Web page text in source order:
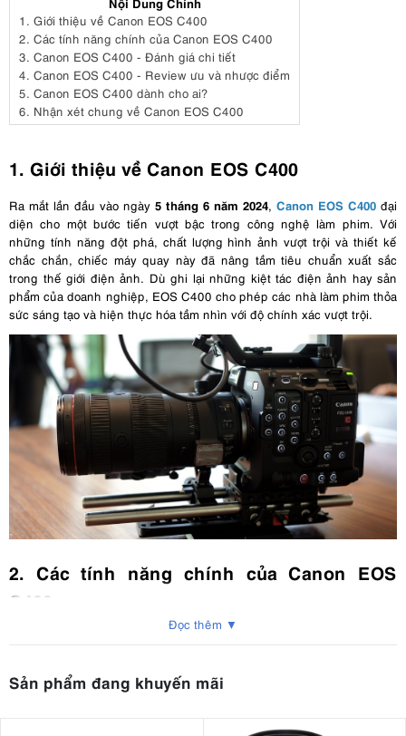
1. Giới thiệu về Canon EOS C400
2. Các tính năng chính của Canon EOS C400
3. Canon EOS C400 - Đánh giá chi tiết
4. Canon EOS C400 - Review ưu và nhược điểm
5. Canon EOS C400 dành cho ai?
6. Nhận xét chung về Canon EOS C400
1. Giới thiệu về Canon EOS C400
Ra mắt lần đầu vào ngày 5 tháng 6 năm 2024, Canon EOS C400 đại
diện cho một bước tiến vượt bậc trong công nghệ làm phim. Với
những tính năng đột phá, chất lượng hình ảnh vượt trội và thiết kế
chắc chắn, chiếc máy quay này đã nâng tầm tiêu chuẩn xuất sắc
trong thế giới điện ảnh. Dù ghi lại những kiệt tác điện ảnh hay sản
phẩm của doanh nghiệp, EOS C400 cho phép các nhà làm phim thỏa
sức sáng tạo và hiện thực hóa tầm nhìn với độ chính xác vượt trội.
2. Các tính năng chính của Canon EOS
C400
Hình thức nhỏ gọn, tiện dụng, phù hợp để quay phim bằng tay,
Sử dụng hệ thống ngàm RF có thể thích ứng với ống kính
ngàm PL và EF
Đọc thêm ▼
Sản phẩm đang khuyến mãi